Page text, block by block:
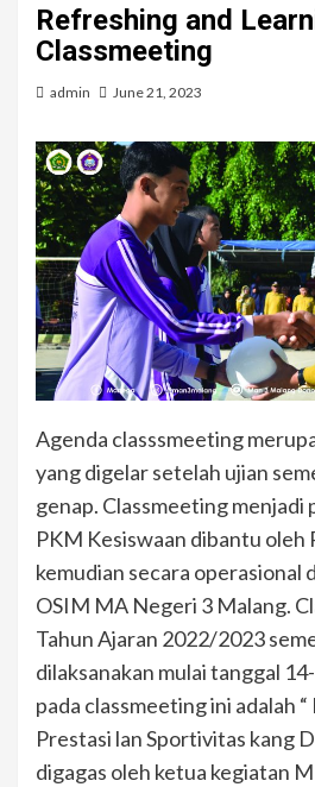
Refreshing and
Classmeeting
admin June 21, 2023
Agenda classsmeeting
yang digelar setelah ujian
genap. Classmeeting menjadi
PKM Kesiswaan dibantu oleh
kemudian secara operasional
OSIM MA Negeri 3 Malang.
Tahun Ajaran 2022/2023
dilaksanakan mulai tanggal
pada classmeeting ini adalah
Prestasi lan Sportivitas kang
digagas oleh ketua kegiatan